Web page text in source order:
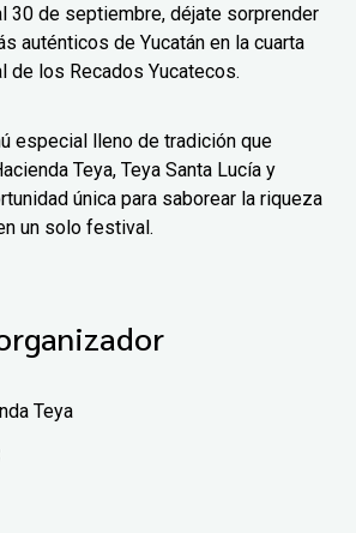
30 de septiembre, déjate sorprender
auténticos de Yucatán en la cuarta
de los Recados Yucatecos.
especial lleno de tradición que
Teya, Teya Santa Lucía y
única para saborear la riqueza
un solo festival.
Teya